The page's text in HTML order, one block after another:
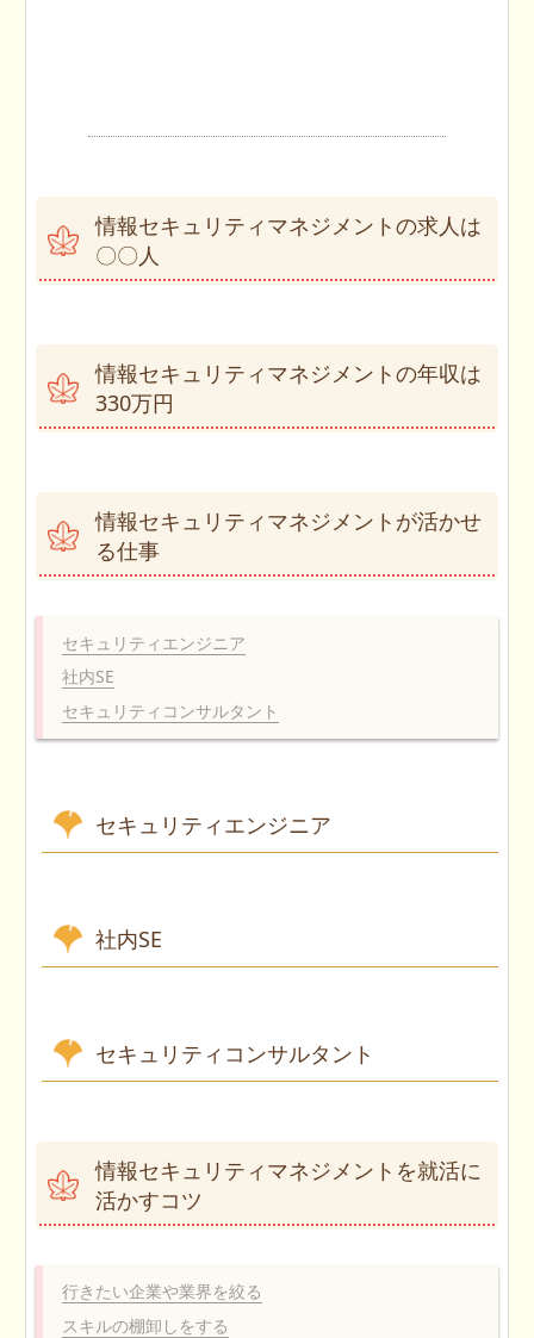
情報セキュリティマネジメントの求人は
〇〇人
情報セキュリティマネジメントの年収は
330万円
情報セキュリティマネジメントが活かせ
る仕事
セキュリティエンジニア
社内SE
セキュリティコンサルタント
セキュリティエンジニア
社内SE
セキュリティコンサルタント
情報セキュリティマネジメントを就活に
活かすコツ
行きたい企業や業界を絞る
スキルの棚卸しをする